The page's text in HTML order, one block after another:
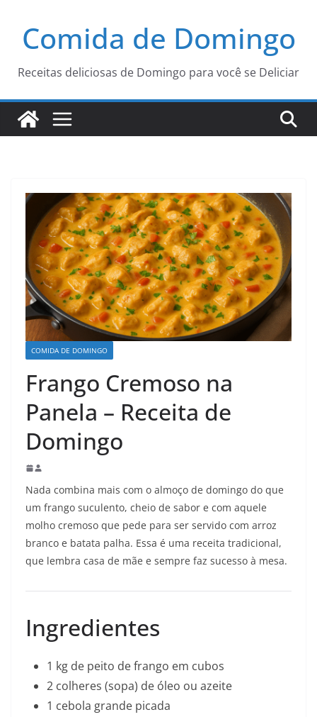
conteúdo
Comida de Domingo
Receitas deliciosas de Domingo para você se Deliciar
COMIDA DE DOMINGO
Frango Cremoso na
Panela – Receita de
Domingo
Nada combina mais com o almoço de domingo do que
um frango suculento, cheio de sabor e com aquele
molho cremoso que pede para ser servido com arroz
branco e batata palha. Essa é uma receita tradicional,
que lembra casa de mãe e sempre faz sucesso à mesa.
Ingredientes
1 kg de peito de frango em cubos
2 colheres (sopa) de óleo ou azeite
1 cebola grande picada